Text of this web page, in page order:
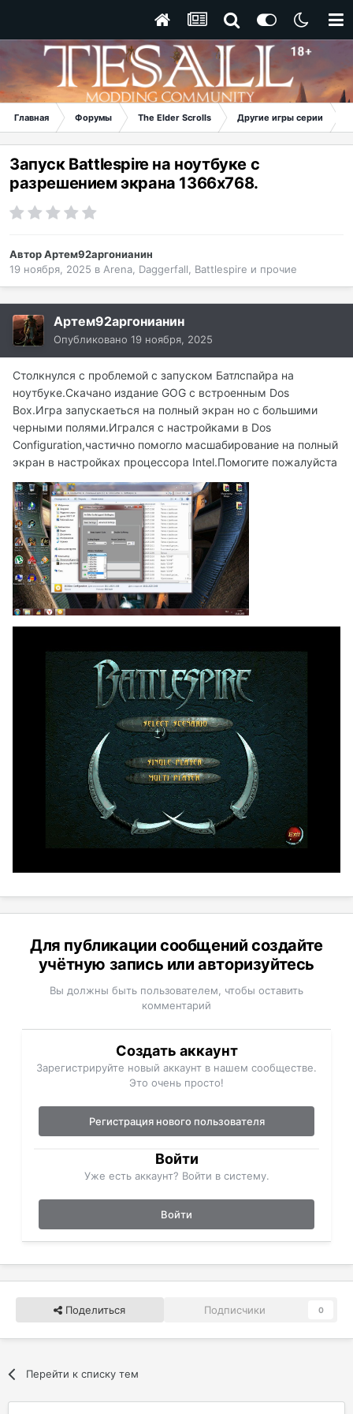
Главная Форумы The Elder Scrolls Другие игры серии
Запуск Battlеspire на ноутбуке с
разрешением экрана 1366x768.
АвторАртем92аргонианин
19 ноября, 2025 в Arena, Daggerfall, Battlespire и прочие
Артем92аргонианин
Опубликовано 19 ноября, 2025
Столкнулся с проблемой с запуском Батлспайра на
ноутбуке.Скачано издание GOG c встроенным Dos
Box.Игра запускаеться на полный экран но с большими
черными полями.Игрался с настройками в Dos
Configuration,частично помогло масшабирование на полный
экран в настройках процессора Intel.Помогите пожалуйста
Для публикации сообщений создайте
учётную запись или авторизуйтесь
Вы должны быть пользователем, чтобы оставить
комментарий
Создать аккаунт
Зарегистрируйте новый аккаунт в нашем сообществе.
Это очень просто!
Регистрация нового пользователя
Войти
Уже есть аккаунт? Войти в систему.
Войти
Поделиться Подписчики 0
Перейти к списку тем